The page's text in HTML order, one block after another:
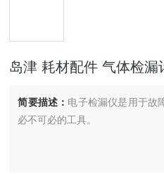
岛津 耗材配件 气体检漏
简要描述： 电子检漏仪是用于故
必不可必的工具。